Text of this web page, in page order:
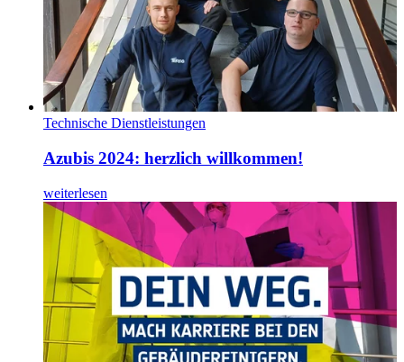
Technische Dienstleistungen
Azubis 2024: herzlich willkommen!
weiterlesen